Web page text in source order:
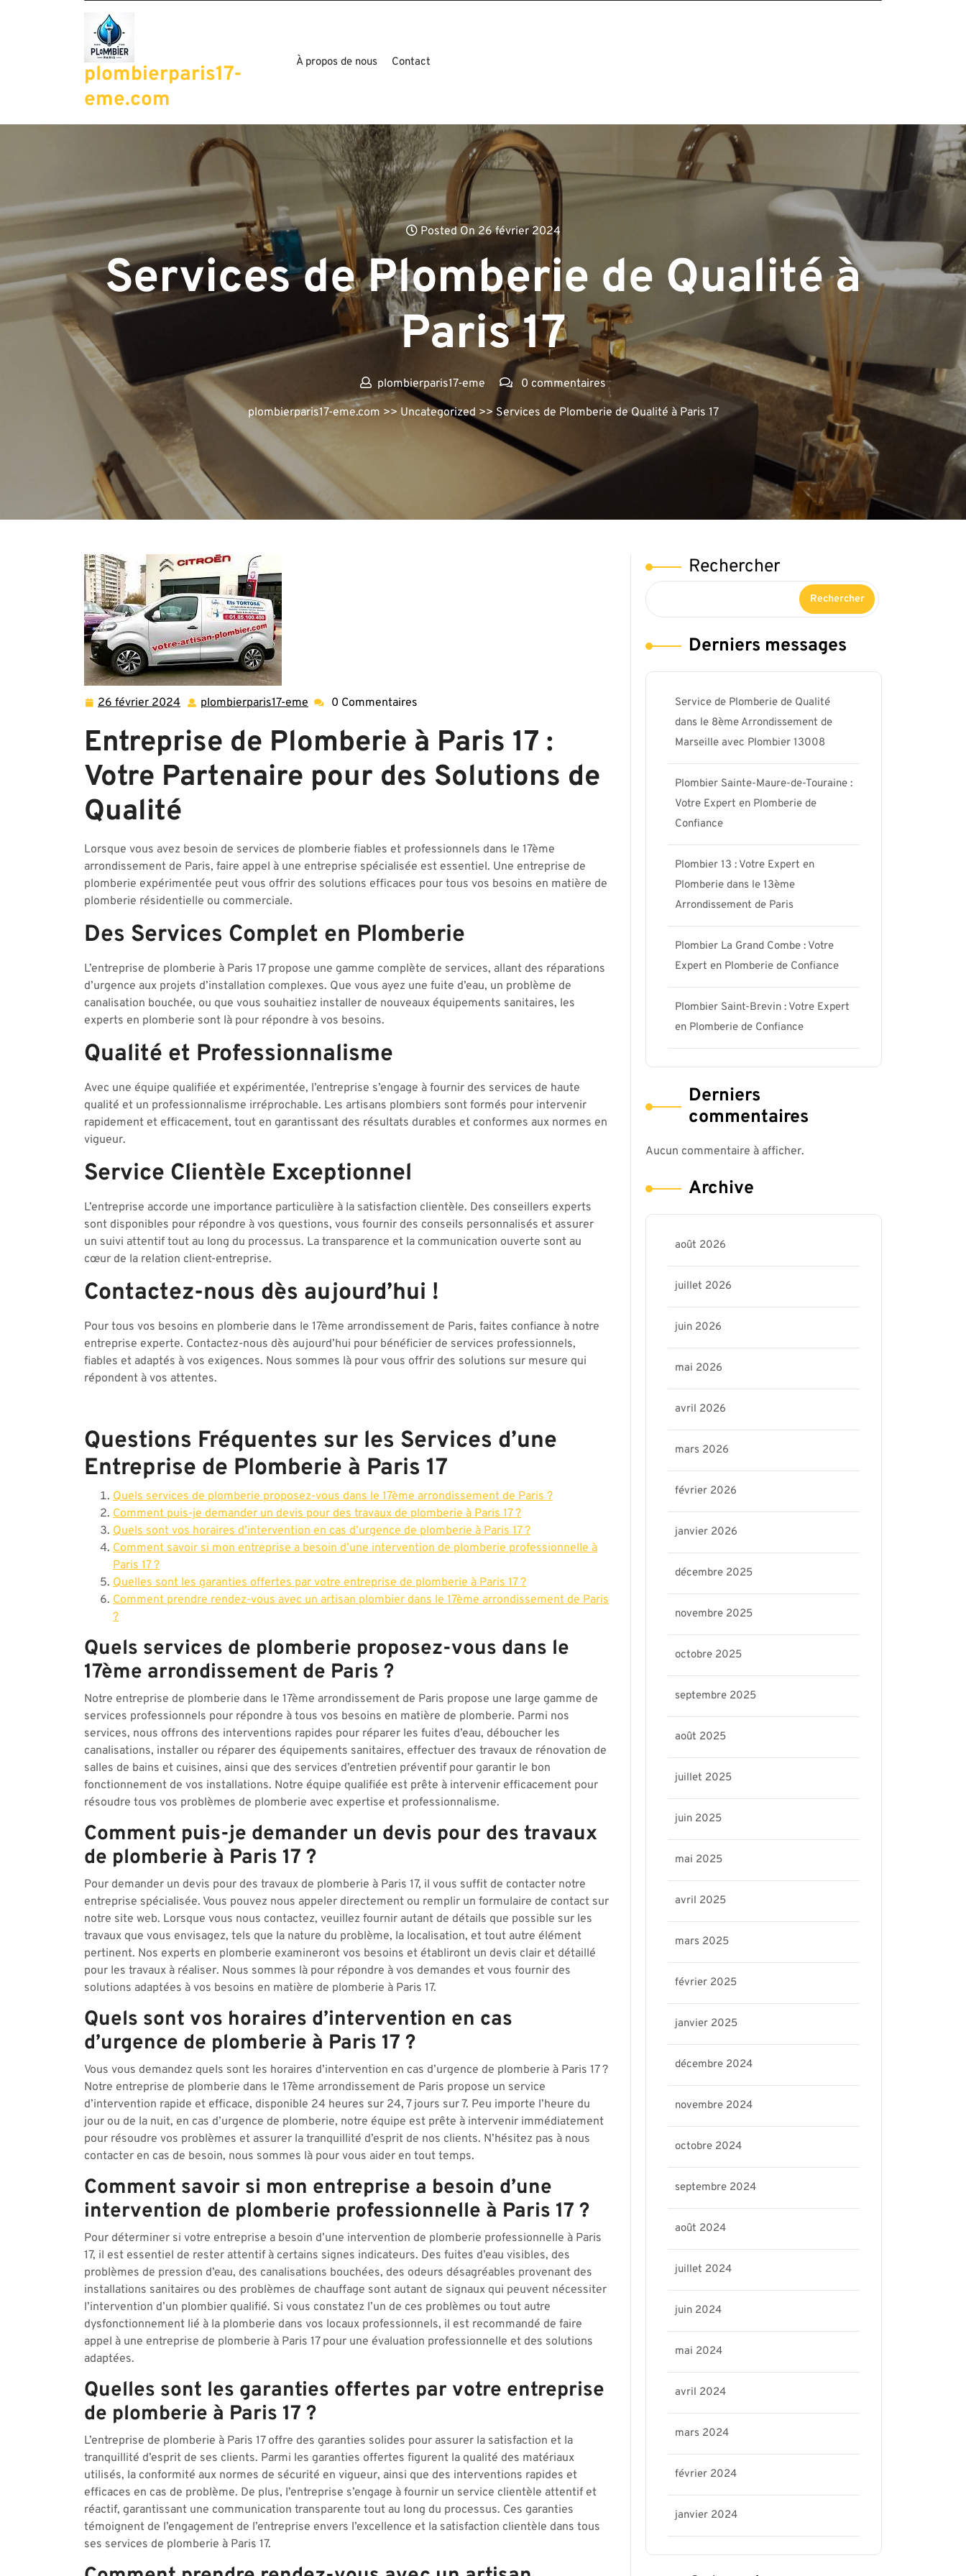
plombierparis17-
eme.com
À propos de nous Contact
Posted On 26 février 2024
Services de Plomberie de Qualité à
Paris 17
plombierparis17-eme
0 commentaires
plombierparis17-eme.com >> Uncategorized >> Services de Plomberie de Qualité à Paris 17
26 février 2024 26
2024
plombierparis17-eme plombierparis17-
0 Commentaires
Entreprise de Plomberie à Paris 17 :
Votre Partenaire pour des Solutions de
Qualité
Lorsque vous avez besoin de services de plomberie fiables et professionnels dans le 17ème
arrondissement de Paris, faire appel à une entreprise spécialisée est essentiel. Une entreprise de
plomberie expérimentée peut vous offrir des solutions efficaces pour tous vos besoins en matière de
plomberie résidentielle ou commerciale.
Des Services Complet en Plomberie
L’entreprise de plomberie à Paris 17 propose une gamme complète de services, allant des réparations
d’urgence aux projets d’installation complexes. Que vous ayez une fuite d’eau, un problème de
canalisation bouchée, ou que vous souhaitiez installer de nouveaux équipements sanitaires, les
experts en plomberie sont là pour répondre à vos besoins.
Qualité et Professionnalisme
Avec une équipe qualifiée et expérimentée, l’entreprise s’engage à fournir des services de haute
qualité et un professionnalisme irréprochable. Les artisans plombiers sont formés pour intervenir
rapidement et efficacement, tout en garantissant des résultats durables et conformes aux normes en
vigueur.
Service Clientèle Exceptionnel
L’entreprise accorde une importance particulière à la satisfaction clientèle. Des conseillers experts
sont disponibles pour répondre à vos questions, vous fournir des conseils personnalisés et assurer
un suivi attentif tout au long du processus. La transparence et la communication ouverte sont au
cœur de la relation client-entreprise.
Contactez-nous dès aujourd’hui !
Pour tous vos besoins en plomberie dans le 17ème arrondissement de Paris, faites confiance à notre
entreprise experte. Contactez-nous dès aujourd’hui pour bénéficier de services professionnels,
fiables et adaptés à vos exigences. Nous sommes là pour vous offrir des solutions sur mesure qui
répondent à vos attentes.
Questions Fréquentes sur les Services d’une
Entreprise de Plomberie à Paris 17
Quels services de plomberie proposez-vous dans le 17ème arrondissement de Paris ?
Comment puis-je demander un devis pour des travaux de plomberie à Paris 17 ?
Quels sont vos horaires d’intervention en cas d’urgence de plomberie à Paris 17 ?
Comment savoir si mon entreprise a besoin d’une intervention de plomberie professionnelle à
Paris 17 ?
Quelles sont les garanties offertes par votre entreprise de plomberie à Paris 17 ?
Comment prendre rendez-vous avec un artisan plombier dans le 17ème arrondissement de Paris
?
Quels services de plomberie proposez-vous dans le
17ème arrondissement de Paris ?
Notre entreprise de plomberie dans le 17ème arrondissement de Paris propose une large gamme de
services professionnels pour répondre à tous vos besoins en matière de plomberie. Parmi nos
services, nous offrons des interventions rapides pour réparer les fuites d’eau, déboucher les
canalisations, installer ou réparer des équipements sanitaires, effectuer des travaux de rénovation de
salles de bains et cuisines, ainsi que des services d’entretien préventif pour garantir le bon
fonctionnement de vos installations. Notre équipe qualifiée est prête à intervenir efficacement pour
résoudre tous vos problèmes de plomberie avec expertise et professionnalisme.
Comment puis-je demander un devis pour des travaux
de plomberie à Paris 17 ?
Pour demander un devis pour des travaux de plomberie à Paris 17, il vous suffit de contacter notre
entreprise spécialisée. Vous pouvez nous appeler directement ou remplir un formulaire de contact sur
notre site web. Lorsque vous nous contactez, veuillez fournir autant de détails que possible sur les
travaux que vous envisagez, tels que la nature du problème, la localisation, et tout autre élément
pertinent. Nos experts en plomberie examineront vos besoins et établiront un devis clair et détaillé
pour les travaux à réaliser. Nous sommes là pour répondre à vos demandes et vous fournir des
solutions adaptées à vos besoins en matière de plomberie à Paris 17.
Quels sont vos horaires d’intervention en cas
d’urgence de plomberie à Paris 17 ?
Vous vous demandez quels sont les horaires d’intervention en cas d’urgence de plomberie à Paris 17 ?
Notre entreprise de plomberie dans le 17ème arrondissement de Paris propose un service
d’intervention rapide et efficace, disponible 24 heures sur 24, 7 jours sur 7. Peu importe l’heure du
jour ou de la nuit, en cas d’urgence de plomberie, notre équipe est prête à intervenir immédiatement
pour résoudre vos problèmes et assurer la tranquillité d’esprit de nos clients. N’hésitez pas à nous
contacter en cas de besoin, nous sommes là pour vous aider en tout temps.
Comment savoir si mon entreprise a besoin d’une
intervention de plomberie professionnelle à Paris 17 ?
Pour déterminer si votre entreprise a besoin d’une intervention de plomberie professionnelle à Paris
17, il est essentiel de rester attentif à certains signes indicateurs. Des fuites d’eau visibles, des
problèmes de pression d’eau, des canalisations bouchées, des odeurs désagréables provenant des
installations sanitaires ou des problèmes de chauffage sont autant de signaux qui peuvent nécessiter
l’intervention d’un plombier qualifié. Si vous constatez l’un de ces problèmes ou tout autre
dysfonctionnement lié à la plomberie dans vos locaux professionnels, il est recommandé de faire
appel à une entreprise de plomberie à Paris 17 pour une évaluation professionnelle et des solutions
adaptées.
Quelles sont les garanties offertes par votre entreprise
de plomberie à Paris 17 ?
L’entreprise de plomberie à Paris 17 offre des garanties solides pour assurer la satisfaction et la
tranquillité d’esprit de ses clients. Parmi les garanties offertes figurent la qualité des matériaux
utilisés, la conformité aux normes de sécurité en vigueur, ainsi que des interventions rapides et
efficaces en cas de problème. De plus, l’entreprise s’engage à fournir un service clientèle attentif et
réactif, garantissant une communication transparente tout au long du processus. Ces garanties
témoignent de l’engagement de l’entreprise envers l’excellence et la satisfaction clientèle dans tous
ses services de plomberie à Paris 17.
Rechercher
Rechercher
Derniers messages
Service de Plomberie de Qualité
dans le 8ème Arrondissement de
Marseille avec Plombier 13008
Plombier Sainte-Maure-de-Touraine :
Votre Expert en Plomberie de
Confiance
Plombier 13 : Votre Expert en
Plomberie dans le 13ème
Arrondissement de Paris
Plombier La Grand Combe : Votre
Expert en Plomberie de Confiance
Plombier Saint-Brevin : Votre Expert
en Plomberie de Confiance
Derniers
commentaires
Aucun commentaire à afficher.
Archive
août 2026
juillet 2026
juin 2026
mai 2026
avril 2026
mars 2026
février 2026
janvier 2026
décembre 2025
novembre 2025
octobre 2025
septembre 2025
août 2025
juillet 2025
juin 2025
mai 2025
avril 2025
mars 2025
février 2025
janvier 2025
décembre 2024
novembre 2024
octobre 2024
septembre 2024
août 2024
juillet 2024
juin 2024
mai 2024
avril 2024
mars 2024
février 2024
janvier 2024